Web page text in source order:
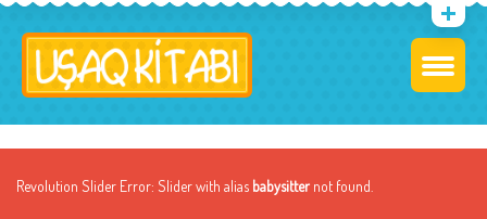
Revolution Slider Error: Slider with alias babysitter not found.